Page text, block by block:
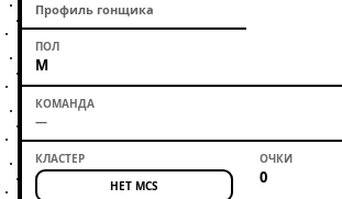
Профиль гонщика
М
—
НЕТ MCS 0